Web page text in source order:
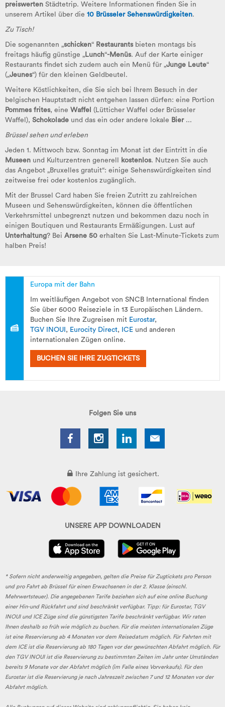
preiswerten Städtetrip. Weitere Informationen finden Sie in
unserem Artikel über die 10 Brüsseler Sehenswürdigkeiten.
Zu Tisch!
Die sogenannten „schicken“ Restaurantsbieten montags bis
freitags häufig günstige „ Lunch“-Menüs. Auf der Karte einiger
Restaurants findet sich zudem auch ein Menü für „Junge Leute“
(„Jeunes“) für den kleinen Geldbeutel.
Weitere Köstlichkeiten, die Sie sich bei Ihrem Besuch in der
belgischen Hauptstadt nicht entgehen lassen dürfen: eine Portion
Pommes frites, eine Waffel (Lütticher Waffel oder Brüsseler
Waffel), Schokolade und das ein oder andere lokale Bier ...
Brüssel sehen und erleben
Jeden 1. Mittwoch bzw. Sonntag im Monat ist der Eintritt in die
Museen und Kulturzentren generell kostenlos. Nutzen Sie auch
das Angebot „Bruxelles gratuit“: einige Sehenswürdigkeiten sind
zeitweise frei oder kostenlos zugänglich.
Mit der Brussel Card haben Sie freien Zutritt zu zahlreichen
Museen und Sehenswürdigkeiten, können die öffentlichen
Verkehrsmittel unbegrenzt nutzen und bekommen dazu noch in
einigen Boutiquen und Restaurants Ermäßigungen. Lust auf
Unterhaltung? Bei Arsene 50 erhalten Sie Last-Minute-Tickets zum
halben Preis!
Europa mit der Bahn
Im weitläufigen Angebot von SNCB International finden
Sie über 6000 Reiseziele in 13 Europäischen Ländern.
Buchen Sie Ihre Zugreisen mit Eurostar,
TGV INOUI , Eurocity Direct, ICE und anderen
internationalen Zügen online.
BUCHEN SIE IHRE ZUGTICKETS
Folgen Sie uns
Ihre Zahlung ist gesichert.
UNSERE APP DOWNLOADEN
* Sofern nicht anderweitig angegeben, gelten die Preise für Zugtickets pro Person
und pro Fahrt ab Brüssel für einen Erwachsenen in der 2. Klasse (einschl.
Mehrwertsteuer). Die angegebenen Tarife beziehen sich auf eine online Buchung
einer Hin-und Rückfahrt und sind beschränkt verfügbar. Tipp: für Eurostar, TGV
INOUI und ICE Züge sind die günstigsten Tarife beschränkt verfügbar. Wir raten
Ihnen deshalb so früh wie möglich zu buchen. Für die meisten internationalen Züge
ist eine Reservierung ab 4 Monaten vor dem Reisedatum möglich. Für Fahrten mit
dem ICE ist die Reservierung ab 180 Tagen vor der gewünschten Abfahrt möglich. Für
den TGV INOUI ist die Reservierung zu bestimmten Zeiten im Jahr unter Umständen
bereits 9 Monate vor der Abfahrt möglich (im Falle eines Vorverkaufs). Für den
Eurostar ist die Reservierung je nach Jahreszeit zwischen 7 und 12 Monaten vor der
Abfahrt möglich.